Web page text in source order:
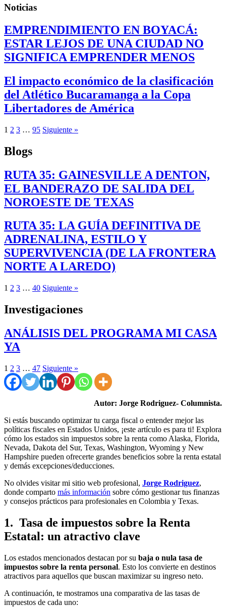
Noticias
EMPRENDIMIENTO EN BOYACÁ:
ESTAR LEJOS DE UNA CIUDAD NO
SIGNIFICA EMPRENDER MENOS
El impacto económico de la clasificación
del Atlético Bucaramanga a la Copa
Libertadores de América
1 2 3 … 95 Siguiente »
Blogs
RUTA 35: GAINESVILLE A DENTON,
EL BANDERAZO DE SALIDA DEL
NOROESTE DE TEXAS
RUTA 35: LA GUÍA DEFINITIVA DE
ADRENALINA, ESTILO Y
SUPERVIVENCIA (DE LA FRONTERA
NORTE A LAREDO)
1 2 3 … 40 Siguiente »
Investigaciones
ANÁLISIS DEL PROGRAMA MI CASA
YA
1 2 3 … 47 Siguiente »
Autor: Jorge Rodriguez- Columnista.
Si estás buscando optimizar tu carga fiscal o entender mejor las
políticas fiscales en Estados Unidos, ¡este artículo es para ti! Explora
cómo los estados sin impuestos sobre la renta como Alaska, Florida,
Nevada, Dakota del Sur, Texas, Washington, Wyoming y New
Hampshire pueden ofrecerte grandes beneficios sobre la renta estatal
y demás excepciones/deducciones.
No olvides visitar mi sitio web profesional, Jorge Rodriguez,
donde comparto más información sobre cómo gestionar tus finanzas
y consejos prácticos para profesionales en Colombia y Texas.
1. Tasa de impuestos sobre la Renta
Estatal: un atractivo clave
Los estados mencionados destacan por su baja o nula tasa de
impuestos sobre la renta personal. Esto los convierte en destinos
atractivos para aquellos que buscan maximizar su ingreso neto.
A continuación, te mostramos una comparativa de las tasas de
impuestos de cada uno: